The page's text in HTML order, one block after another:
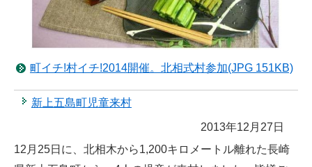
町イチ!村イチ!2014開催。北相式村参加(JPG 151KB)
新上五島町児童来村
2013年12月27日
12月25日に、北相木から1,200キロメートル離れた長崎